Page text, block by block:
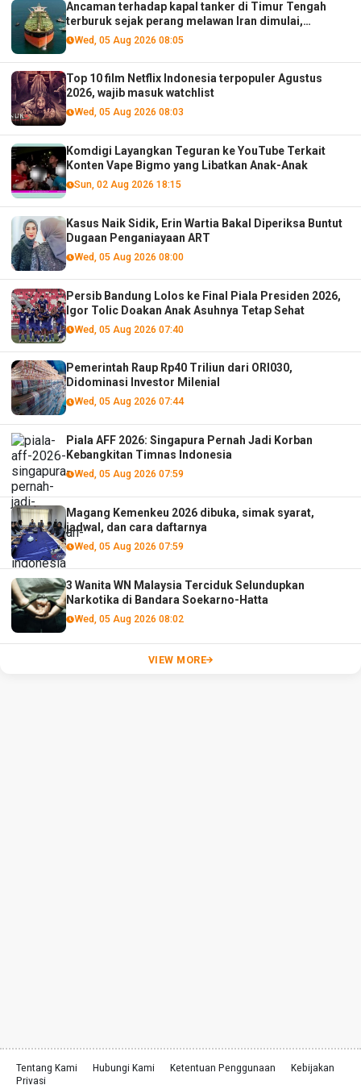
Ancaman terhadap kapal tanker di Timur Tengah
terburuk sejak perang melawan Iran dimulai,
menurut analis
Wed, 05 Aug 2026 08:05
Top 10 film Netflix Indonesia terpopuler Agustus
2026, wajib masuk watchlist
Wed, 05 Aug 2026 08:03
Komdigi Layangkan Teguran ke YouTube Terkait
Konten Vape Bigmo yang Libatkan Anak-Anak
Sun, 02 Aug 2026 18:15
Kasus Naik Sidik, Erin Wartia Bakal Diperiksa Buntut
Dugaan Penganiayaan ART
Wed, 05 Aug 2026 08:00
Persib Bandung Lolos ke Final Piala Presiden 2026,
Igor Tolic Doakan Anak Asuhnya Tetap Sehat
Wed, 05 Aug 2026 07:40
Pemerintah Raup Rp40 Triliun dari ORI030,
Didominasi Investor Milenial
Wed, 05 Aug 2026 07:44
Piala AFF 2026: Singapura Pernah Jadi Korban
Kebangkitan Timnas Indonesia
Wed, 05 Aug 2026 07:59
Magang Kemenkeu 2026 dibuka, simak syarat,
jadwal, dan cara daftarnya
Wed, 05 Aug 2026 07:59
3 Wanita WN Malaysia Terciduk Selundupkan
Narkotika di Bandara Soekarno-Hatta
Wed, 05 Aug 2026 08:02
VIEW MORE
Tentang Kami Hubungi Kami Ketentuan Penggunaan
Kebijakan
Privasi